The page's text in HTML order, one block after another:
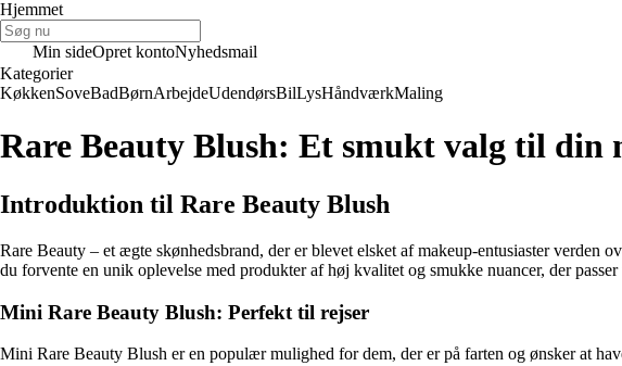
Hjemmet
Min sideOpret kontoNyhedsmail
Kategorier
KøkkenSoveBadBørnArbejdeUdendørsBilLysHåndværkMaling
Rare Beauty Blush: Et smukt valg til din
Introduktion til Rare Beauty Blush
Rare Beauty – et ægte skønhedsbrand, der er blevet elsket af makeup-entusiaster
du forvente en unik oplevelse med produkter af høj kvalitet og smukke nuancer, der
Mini Rare Beauty Blush: Perfekt til rejser
Mini Rare Beauty Blush er en populær mulighed for dem, der er på farten og ønsker at